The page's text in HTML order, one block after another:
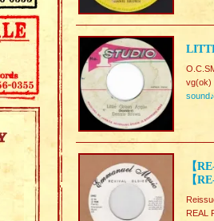
vg(ok)
sound♪
【
【
REAL